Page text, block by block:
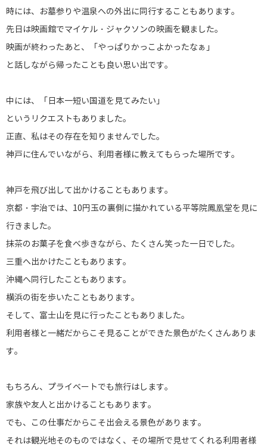
時には、お墓参りや温泉への外出に同行することもあります。
先日は映画館でマイケル・ジャクソンの映画を観ました。
映画が終わったあと、
「やっぱりかっこよかったなぁ」
と話しながら帰ったことも良い思い出です。
中には、
「日本一短い国道を見てみたい」
というリクエストもありました。
正直、私はその存在を知りませんでした。
神戸に住んでいながら、利用者様に教えてもらった場所です。
神戸を飛び出して出かけることもあります。
京都・宇治では、10円玉の裏側に描かれている平等院鳳凰堂を見に
行きました。
抹茶のお菓子を食べ歩きながら、たくさん笑った一日でした。
三重へ出かけたこともあります。
沖縄へ同行したこともあります。
横浜の街を歩いたこともあります。
そして、富士山を見に行ったこともありました。
利用者様と一緒だからこそ見ることができた景色がたくさんありま
す。
もちろん、プライベートでも旅行はします。
家族や友人と出かけることもあります。
でも、この仕事だからこそ出会える景色があります。
それは観光地そのものではなく、その場所で見せてくれる利用者様